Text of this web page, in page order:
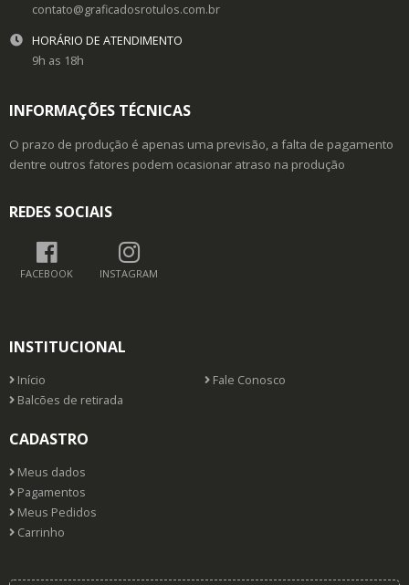
contato@graficadosrotulos.com.br
HORÁRIO DE ATENDIMENTO
9h as 18h
INFORMAÇÕES TÉCNICAS
O prazo de produção é apenas uma previsão, a falta de pagamento
dentre outros fatores podem ocasionar atraso na produção
REDES SOCIAIS
FACEBOOK INSTAGRAM
INSTITUCIONAL
Início
Fale Conosco
Balcões de retirada
CADASTRO
Meus dados
Pagamentos
Meus Pedidos
Carrinho